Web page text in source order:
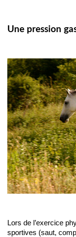
Une pression
Lors de l’exercice
sportives (saut,